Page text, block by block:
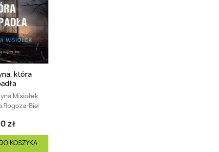
która
Misiołek
Rogoza-Biel
zł
KOSZYKA